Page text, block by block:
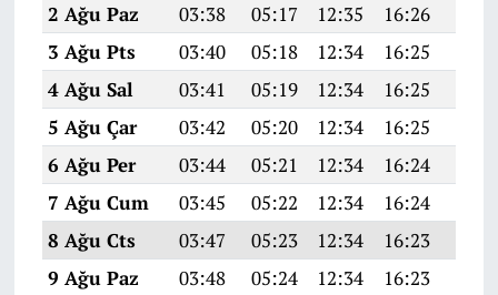
2 Ağu Paz
03:38 05:17 12:35 16:26
3 Ağu Pts
03:40 05:18 12:34 16:25
4 Ağu Sal
03:41 05:19 12:34 16:25
5 Ağu Çar
03:42 05:20 12:34 16:25
6 Ağu Per
03:44 05:21 12:34 16:24
7 Ağu Cum
03:45 05:22 12:34 16:24
8 Ağu Cts
03:47 05:23 12:34 16:23
9 Ağu Paz
03:48 05:24 12:34 16:23